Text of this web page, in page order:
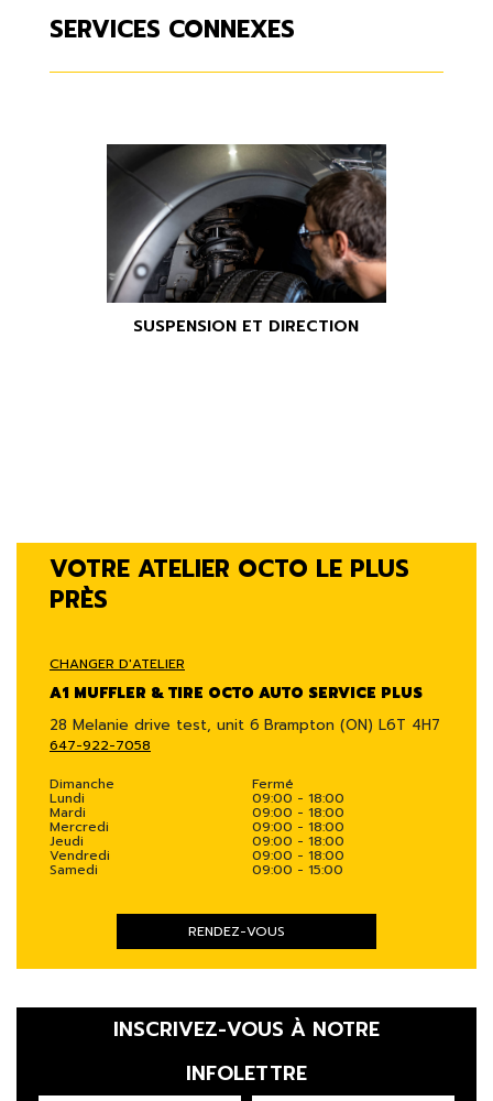
VOTRE ATELIER OCTO LE PLUS
PRÈS
CHANGER D'ATELIER
A1 MUFFLER & TIRE OCTO AUTO SERVICE PLUS
28 Melanie drive test, unit 6 Brampton (ON) L6T 4H7
647-922-7058
Dimanche
Fermé
Lundi 09:00 - 18:00
Mardi 09:00 - 18:00
Mercredi 09:00 - 18:00
Jeudi 09:00 - 18:00
Vendredi 09:00 - 18:00
Samedi 09:00 - 15:00
RENDEZ-VOUS
SERVICES CONNEXES
SUSPENSION ET DIRECTION
PRÉNOM
LAST NAME
INSCRIVEZ-VOUS À NOTRE
INFOLETTRE
LANGUE